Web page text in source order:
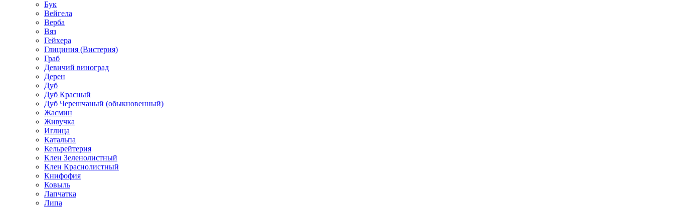
Бук
Вейгела
Верба
Вяз
Гейхера
Глициния (Вистерия)
Граб
Девичий виноград
Дерен
Дуб
Дуб Красный
Дуб Черешчаный (обыкновенный)
Жасмин
Живучка
Иглица
Катальпа
Кельрейтерия
Клен Зеленолистный
Клен Краснолистный
Книфофия
Ковыль
Лапчатка
Липа